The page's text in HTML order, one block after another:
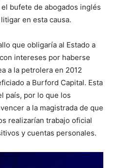
bufete de abogados inglés
en esta causa.
que obligaría al Estado a
intereses por haberse
a la petrolera en 2012
a Burford Capital. Esta
país, por lo que los
a la magistrada de que
realizarían trabajo oficial
y cuentas personales.